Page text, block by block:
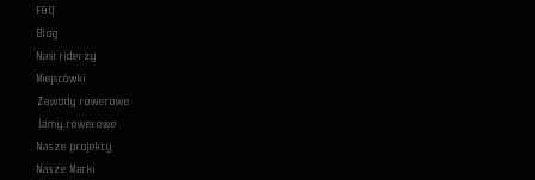
F&Q
Blog
Nasi riderzy
Miejscówki
Zawody rowerowe
Jamy rowerowe
Nasze projekty
Nasze Marki